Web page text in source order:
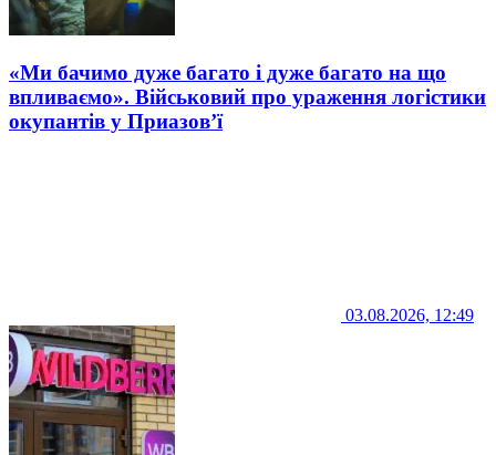
«Ми бачимо дуже багато і дуже багато на що
впливаємо». Військовий про ураження логістики
окупантів у Приазов’ї
03.08.2026, 12:49